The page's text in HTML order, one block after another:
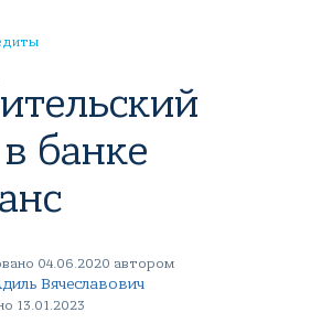
банке
04.06.2020 автором
Вячеславович
13.01.2023